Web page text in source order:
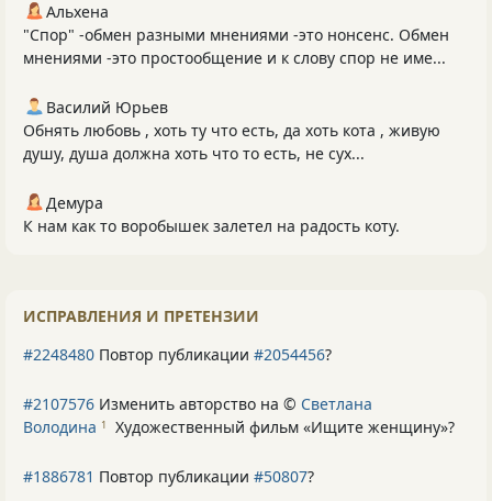
Альхена
"Спор" -обмен разными мнениями -это нонсенс. Обмен
мнениями -это простообщение и к слову спор не име...
Василий Юрьев
Обнять любовь , хоть ту что есть, да хоть кота , живую
душу, душа должна хоть что то есть, не сух...
Демура
К нам как то воробышек залетел на радость коту.
ИСПРАВЛЕНИЯ И ПРЕТЕНЗИИ
#2248480 Повтор публикации #2054456?
#2107576 Изменить авторство на © Светлана
Володина 1 Художественный фильм «Ищите женщину»?
#1886781 Повтор публикации #50807?